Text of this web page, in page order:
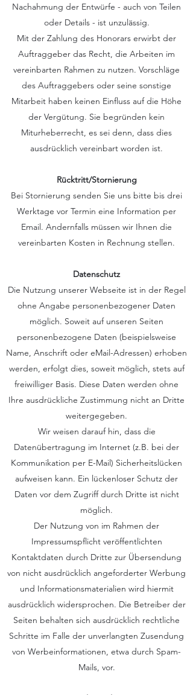
Nachahmung der Entwürfe - auch von Teilen
oder Details - ist unzulässig.
Mit der Zahlung des Honorars erwirbt der
Auftraggeber das Recht, die Arbeiten im
vereinbarten Rahmen zu nutzen. Vorschläge
des Auftraggebers oder seine sonstige
Mitarbeit haben keinen Einfluss auf die Höhe
der Vergütung. Sie begründen kein
Miturheberrecht, es sei denn, dass dies
ausdrücklich vereinbart worden ist.
Rücktritt/Stornierung
Bei Stornierung senden Sie uns bitte bis drei
Werktage vor Termin eine Information per
Email. Andernfalls müssen wir Ihnen die
vereinbarten Kosten in Rechnung stellen.
Datenschutz
Die Nutzung unserer Webseite ist in der Regel
ohne Angabe personenbezogener Daten
möglich. Soweit auf unseren Seiten
personenbezogene Daten (beispielsweise
Name, Anschrift oder eMail-Adressen) erhoben
werden, erfolgt dies, soweit möglich, stets auf
freiwilliger Basis. Diese Daten werden ohne
Ihre ausdrückliche Zustimmung nicht an Dritte
weitergegeben.
Wir weisen darauf hin, dass die
Datenübertragung im Internet (z.B. bei der
Kommunikation per E-Mail) Sicherheitslücken
aufweisen kann. Ein lückenloser Schutz der
Daten vor dem Zugriff durch Dritte ist nicht
möglich.
Der Nutzung von im Rahmen der
Impressumspflicht veröffentlichten
Kontaktdaten durch Dritte zur Übersendung
von nicht ausdrücklich angeforderter Werbung
und Informationsmaterialien wird hiermit
ausdrücklich widersprochen. Die Betreiber der
Seiten behalten sich ausdrücklich rechtliche
Schritte im Falle der unverlangten Zusendung
von Werbeinformationen, etwa durch Spam-
Mails, vor.